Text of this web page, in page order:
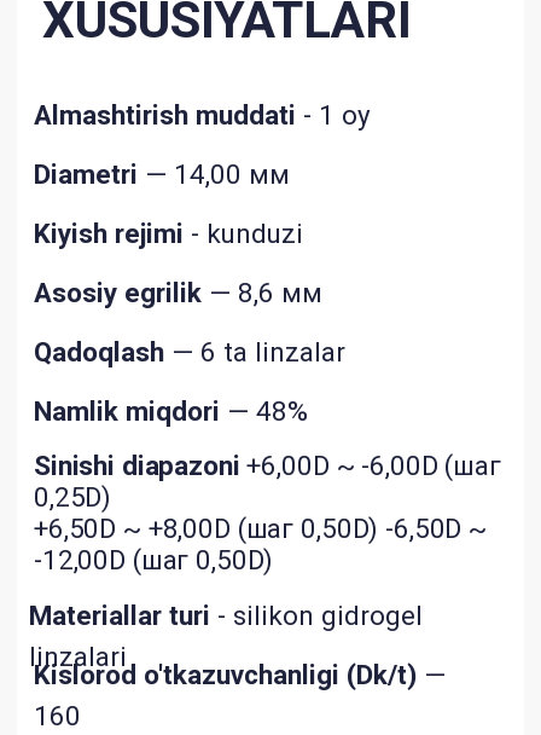
ta'sir qiluvchi bir qator moddiy xususiyatlarga
(kislorod o'tkazuvchanligi, namlik miqdori,
qalinligi va boshqalar) ega ekanligini unutmang.
holda kontakt linzalarini tanlash optika
tomonidan amalga oshirilishi kerak. Kontakt
linzalarining xususiyatlarini mustaqil tanlash
sizga kerakli parametrlarga ideal mos kelishini
kafolatlay olmaydi. Agar siz ko'z atrofida biron
ko'rishning o'zgarishi, ko'zning qizarishi yoki
linzalarni olib tashlashingiz va shifokor yoki
amaliyotchi oftalmologga murojaat qilishingiz
kerak.